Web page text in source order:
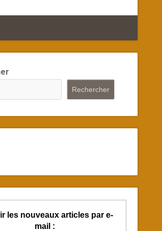
Rechercher
les nouveaux articles par e-
mail :